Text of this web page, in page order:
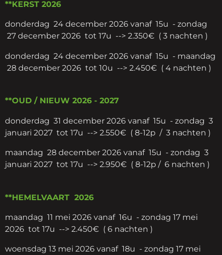
**KERST 2026
donderdag 24 december 2026 vanaf 15u - zondag
27 december 2026 tot 17u --> 2.350€ ( 3 nachten )
donderdag 24 december 2026 vanaf 15u - maandag
28 december 2026 tot 10u --> 2.450€ ( 4 nachten )
**OUD / NIEUW 2026 - 2027
donderdag 31 december 2026 vanaf 15u - zondag 3
januari 2027 tot 17u --> 2.550€ ( 8-12p / 3 nachten )
maandag 28 december 2026 vanaf 15u - zondag 3
januari 2027 tot 17u --> 2.950€ ( 8-12p / 6 nachten )
**HEMELVAART 2026
maandag 11 mei 2026 vanaf 16u - zondag 17 mei
2026 tot 17u --> 2.450€ ( 6 nachten )
woensdag 13 mei 2026 vanaf 18u - zondag 17 mei